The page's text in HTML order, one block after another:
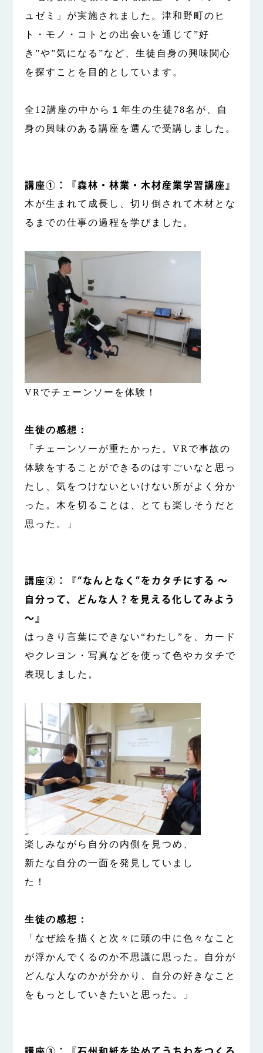
ュゼミ」が実施されました。津和野町のヒ
ト・モノ・コトとの出会いを通じて”好
き”や”気になる”など、生徒自身の興味関心
を探すことを目的としています。
全12講座の中から１年生の生徒78名が、自
身の興味のある講座を選んで受講しました。
講座①：『森林・林業・木材産業学習講座』
木が生まれて成長し、切り倒されて木材とな
るまでの仕事の過程を学びました。
VRでチェーンソーを体験！
生徒の感想：
「チェーンソーが重たかった。VRで事故の
体験をすることができるのはすごいなと思っ
たし、気をつけないといけない所がよく分か
った。木を切ることは、とても楽しそうだと
思った。」
講座②：『“なんとなく”をカタチにする ～
自分って、どんな人？を見える化してみよう
～』
はっきり言葉にできない“わたし”を、カード
やクレヨン・写真などを使って色やカタチで
表現しました。
楽しみながら自分の内側を見つめ、
新たな自分の一面を発見していまし
た！
生徒の感想：
「なぜ絵を描くと次々に頭の中に色々なこと
が浮かんでくるのか不思議に思った。自分が
どんな人なのかが分かり、自分の好きなこと
をもっとしていきたいと思った。」